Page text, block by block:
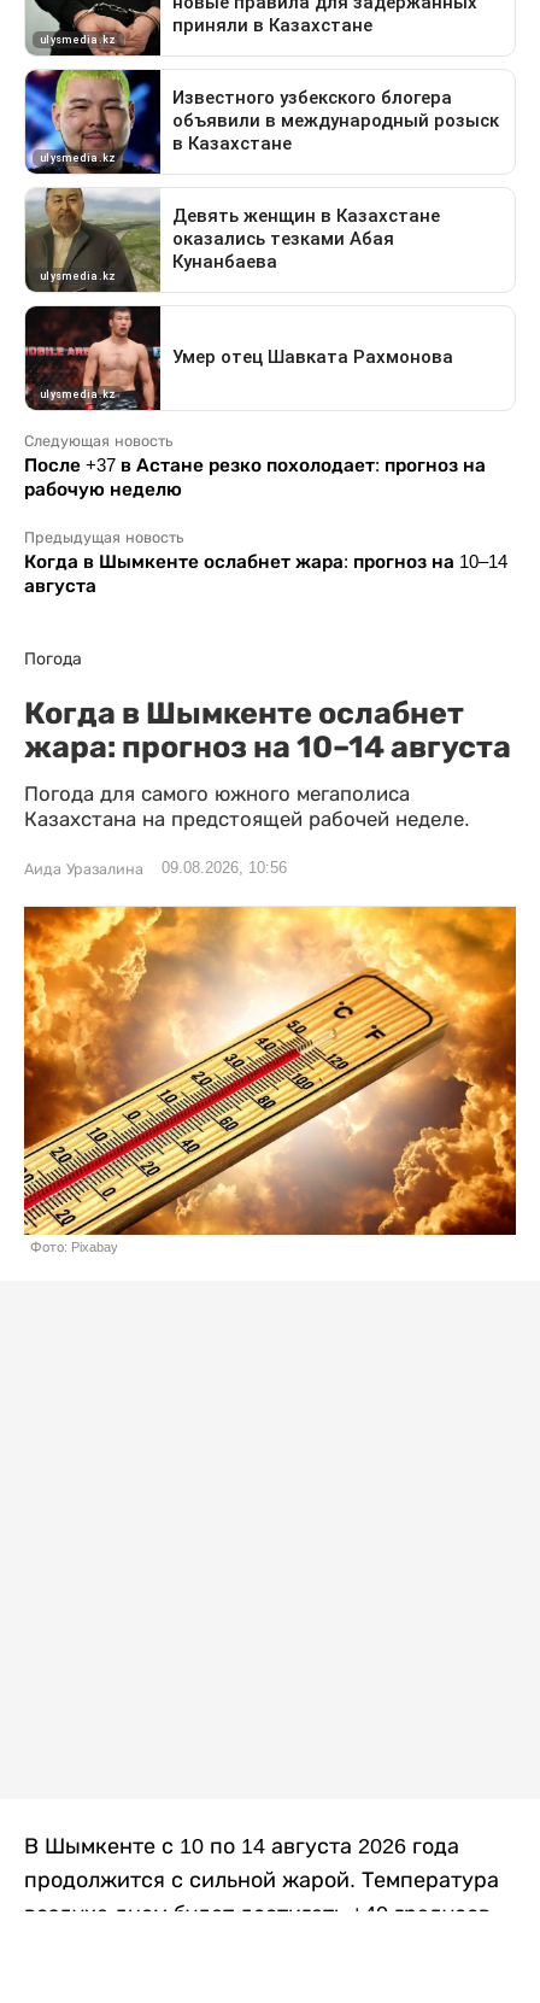
Следующая новость
После +37 в Астане резко похолодает: прогноз на
рабочую неделю
Предыдущая новость
Когда в Шымкенте ослабнет жара: прогноз на 10–14
августа
Погода
Когда в Шымкенте ослабнет
жара: прогноз на 10–14 августа
Погода для самого южного мегаполиса
Казахстана на предстоящей рабочей неделе.
Аида Уразалина 09.08.2026, 10:56
Фото: Pixabay
В Шымкенте с 10 по 14 августа 2026 года
продолжится с сильной жарой. Температура
воздуха днем будет достигать +40 градусов,